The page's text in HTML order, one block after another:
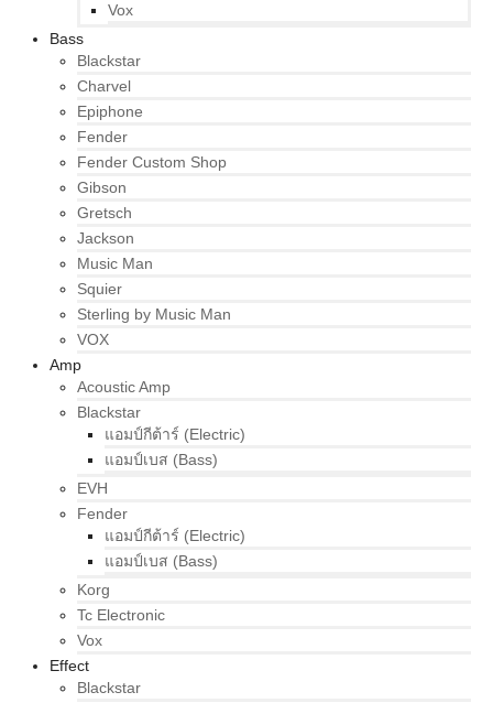
Vox
Bass
Blackstar
Charvel
Epiphone
Fender
Fender Custom Shop
Gibson
Gretsch
Jackson
Music Man
Squier
Sterling by Music Man
VOX
Amp
Acoustic Amp
Blackstar
แอมป์กีต้าร์ (Electric)
แอมป์เบส (Bass)
EVH
Fender
แอมป์กีต้าร์ (Electric)
แอมป์เบส (Bass)
Korg
Tc Electronic
Vox
Effect
Blackstar